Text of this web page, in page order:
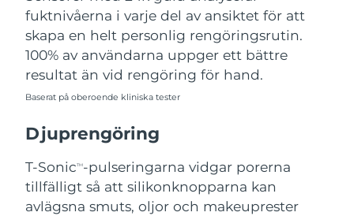
fuktnivåerna i varje del av ansiktet för att
skapa en helt personlig rengöringsrutin.
100% av användarna uppger ett bättre
resultat än vid rengöring för hand.
Baserat på oberoende kliniska tester
Djuprengöring
T-SonicTM-pulseringarna vidgar porerna
tillfälligt så att silikonknopparna kan
avlägsna smuts, oljor och makeuprester
Filippinerna Förväntad leverans8/14/26
Polen Förväntad leverans
Portugal
Puerto Rico
Qatar Förväntad leverans
Réunion Förväntad leverans